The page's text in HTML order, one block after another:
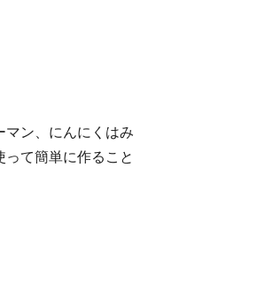
マン、にんにくはみ
て簡単に作ること